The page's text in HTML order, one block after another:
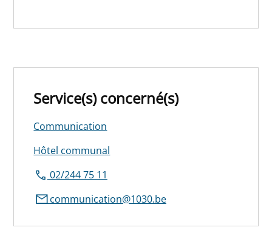
Service(s) concerné(s)
Communication
Hôtel communal
02/244 75 11
communication@1030.be